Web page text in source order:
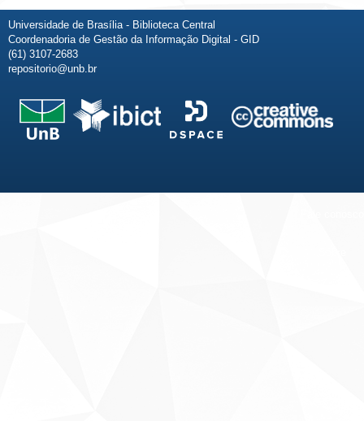
Universidade de Brasília - Biblioteca Central
Coordenadoria de Gestão da Informação Digital - GID
(61) 3107-2683
repositorio@unb.br